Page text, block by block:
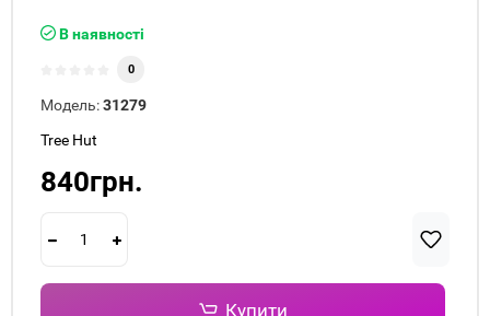
В наявності
0
Модель:31279
Tree Hut
840грн.
Купити